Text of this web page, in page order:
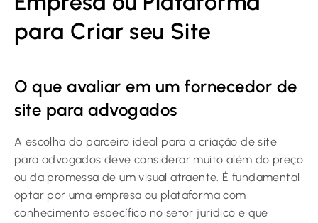
para Criar seu Site
O que avaliar em um fornecedor de
site para advogados
A escolha do parceiro ideal para a criação de site
para advogados deve considerar muito além do preço
ou da promessa de um visual atraente. É fundamental
optar por uma empresa ou plataforma com
conhecimento específico no setor jurídico e que